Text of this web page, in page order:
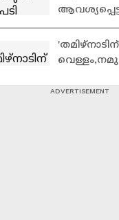
പ്രതിഷേധം;
ഇന്നും
'തമിഴ്നാടിന്